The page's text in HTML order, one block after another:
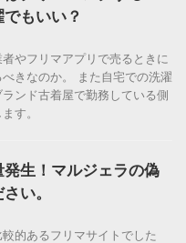
もいい？
やフリマアプリで売るときに
きなのか。 また自宅での洗濯
ンド古着屋で勤務している側
す。
発生！マルジェラの偽
い。
的あるフリマサイトでした